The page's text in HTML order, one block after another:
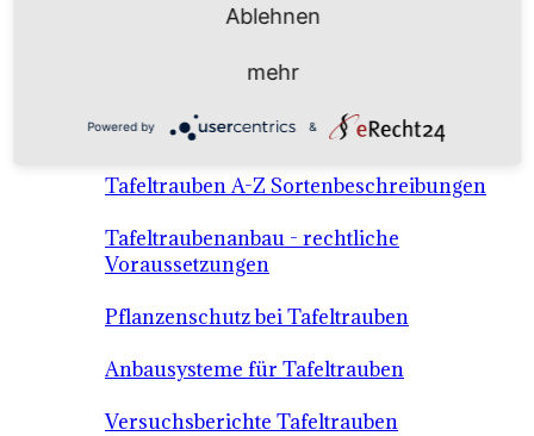
Anbausysteme & Recht
Tafeltrauben A-Z Sortenbeschreibungen
Tafeltraubenanbau - rechtliche
Voraussetzungen
Pflanzenschutz bei Tafeltrauben
Anbausysteme für Tafeltrauben
Versuchsberichte Tafeltrauben
Ablehnen
mehr
Powered by &